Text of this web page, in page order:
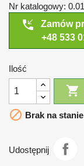
Nr katalogowy:
phone_callback
Zamów
+48 533
Ilość

 Brak na
Udostępnij